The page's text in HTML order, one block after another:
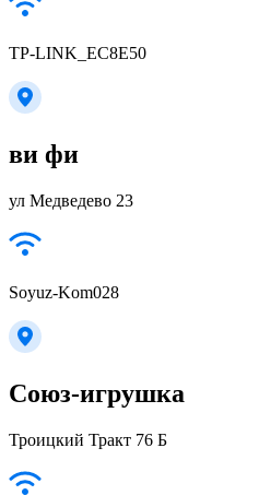
TP-LINK_EC8E50
ви фи
ул Медведево 23
Soyuz-Kom028
Союз-игрушка
Троицкий Тракт 76 Б